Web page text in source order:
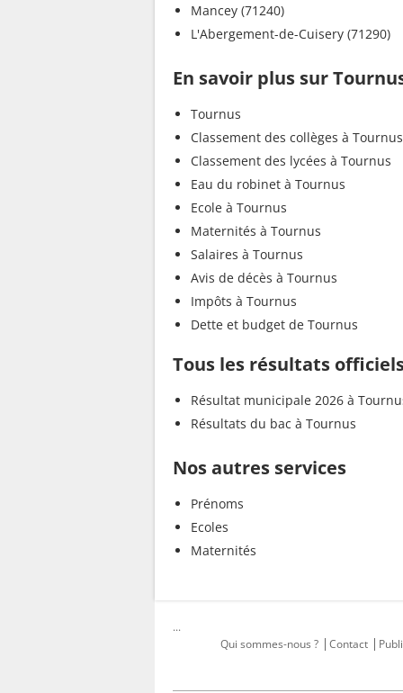
Mancey (71240)
L'Abergement-de-Cuisery (71290)
En savoir plus sur
Tournus
Classement des collèges à Tournus
Classement des lycées à Tournus
Eau du robinet à Tournus
Ecole à Tournus
Maternités à Tournus
Salaires à Tournus
Avis de décès à Tournus
Impôts à Tournus
Dette et budget de Tournus
Tous les résultats
Résultat municipale 2026 à
Résultats du bac à Tournus
Nos autres services
Prénoms
Ecoles
Maternités
...
Qui sommes-nous ?
Contact